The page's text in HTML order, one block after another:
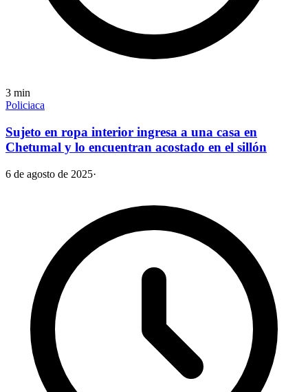
3 min
Policiaca
Sujeto en ropa interior ingresa a una casa en
Chetumal y lo encuentran acostado en el sillón
6 de agosto de 2025·